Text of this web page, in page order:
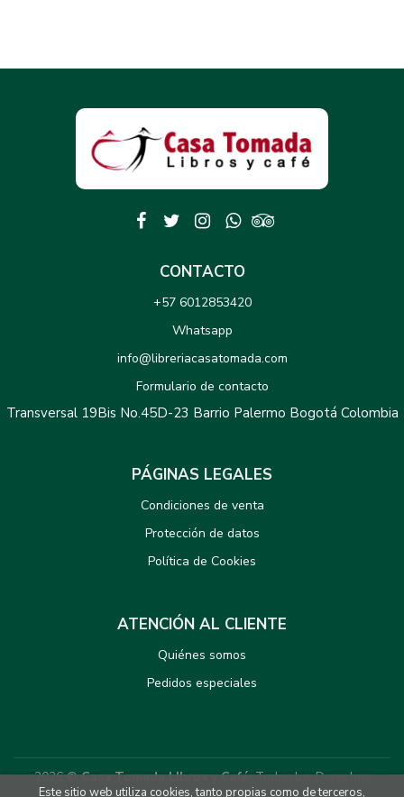
CONTACTO
+57 6012853420
Whatsapp
info@libreriacasatomada.com
Formulario de contacto
Transversal 19Bis No.45D-23 Barrio Palermo Bogotá Colombia
PÁGINAS LEGALES
Condiciones de venta
Protección de datos
Política de Cookies
ATENCIÓN AL CLIENTE
Quiénes somos
Pedidos especiales
2026 ©Casa Tomada LIbros y Café. Todos los Derechos
Este sitio web utiliza cookies, tanto propias como de terceros,